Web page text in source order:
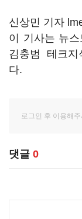
신상민 기자
이 기사는 뉴
김충범 테크지
다.
댓글 0